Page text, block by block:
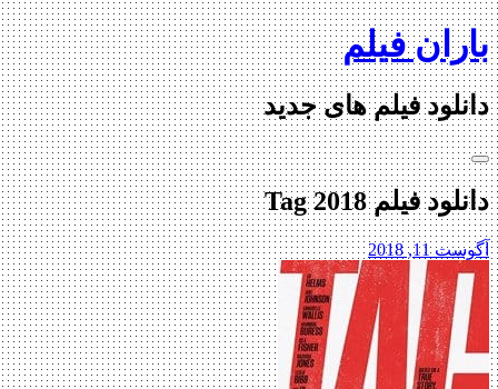
Skip
to
content
باران فیلم
دانلود فیلم های جدید
دانلود فیلم Tag 2018
آگوست 11, 2018